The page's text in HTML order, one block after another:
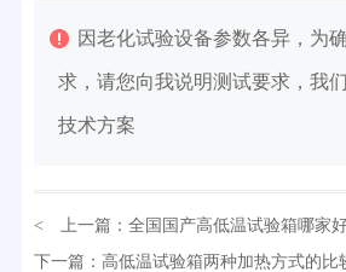
因老化试验设备参数各异，为
求，请您向我说明测试要求，我
技术方案
< 上一篇： 全国国产高低温试验箱哪家
下一篇： 高低温试验箱两种加热方式的比
2分钟前用户提问：大型高温老化房价